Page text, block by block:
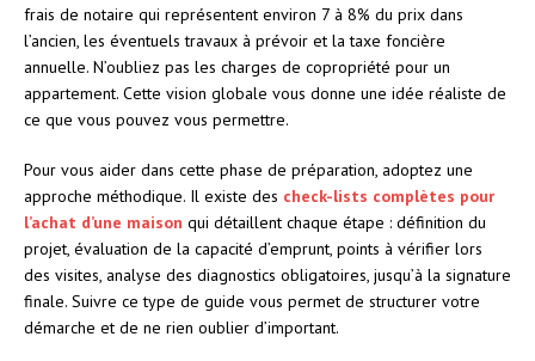
frais de notaire qui représentent environ 7 à 8% du prix dans
l’ancien, les éventuels travaux à prévoir et la taxe foncière
annuelle. N’oubliez pas les charges de copropriété pour un
appartement. Cette vision globale vous donne une idée réaliste de
ce que vous pouvez vous permettre.
Pour vous aider dans cette phase de préparation, adoptez une
approche méthodique. Il existe des check-lists complètes pour
l’achat d’une maison qui détaillent chaque étape : définition du
projet, évaluation de la capacité d’emprunt, points à vérifier lors
des visites, analyse des diagnostics obligatoires, jusqu’à la signature
finale. Suivre ce type de guide vous permet de structurer votre
démarche et de ne rien oublier d’important.